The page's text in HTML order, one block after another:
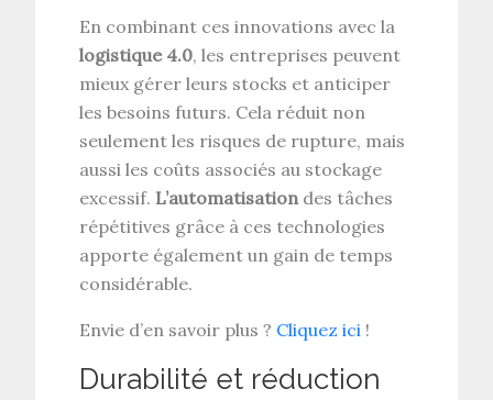
En combinant ces innovations avec la
logistique 4.0, les entreprises peuvent
mieux gérer leurs stocks et anticiper
les besoins futurs. Cela réduit non
seulement les risques de rupture, mais
aussi les coûts associés au stockage
excessif. L’automatisationdes tâches
répétitives grâce à ces technologies
apporte également un gain de temps
considérable.
Envie d’en savoir plus ? Cliquez ici !
Durabilité et réduction